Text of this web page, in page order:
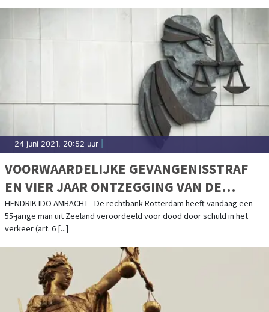
24 juni 2021, 20:52 uur
VOORWAARDELIJKE GEVANGENISSTRAF
EN VIER JAAR ONTZEGGING VAN DE
RIJBEVOEGDHEID NA DODELIJK ONGEVAL
HENDRIK IDO AMBACHT - De rechtbank Rotterdam heeft vandaag een
55-jarige man uit Zeeland veroordeeld voor dood door schuld in het
verkeer (art. 6 [...]